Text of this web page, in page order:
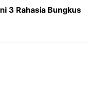
3 Rahasia Bungkus